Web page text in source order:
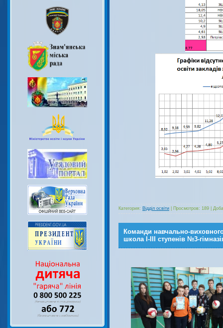
Категория: Відділ освіти Просмотров: 189
Команди навчально-
школа І-ІІІ ступенів №3-